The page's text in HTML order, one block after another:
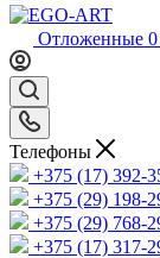
Отложенные 0
Телефоны
+375 (17) 392-
+375 (29) 198-
+375 (29) 768-
+375 (17) 317-